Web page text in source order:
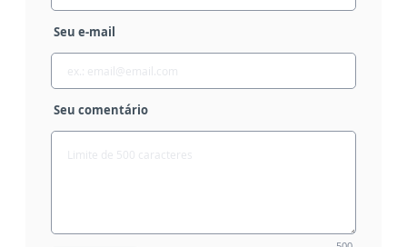
Seu e-mail
Seu comentário